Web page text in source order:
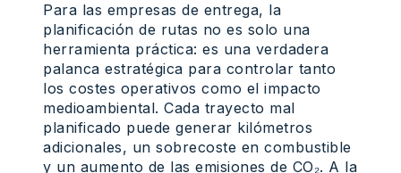
Para las empresas de entrega, la
planificación de rutas no es solo una
herramienta práctica: es una verdadera
palanca estratégica para controlar tanto
los costes operativos como el impacto
medioambiental. Cada trayecto mal
planificado puede generar kilómetros
adicionales, un sobrecoste en combustible
y un aumento de las emisiones de CO₂. A la